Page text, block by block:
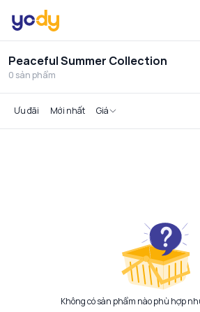
Peaceful Summer Collection
0 sản phẩm
Ưu đãi Mới nhất Giá
Không có sản phẩm nào phù hợp